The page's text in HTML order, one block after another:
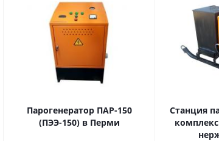
Парогенератор ПАР-150
(ПЭЭ-150) в Перми
Станция